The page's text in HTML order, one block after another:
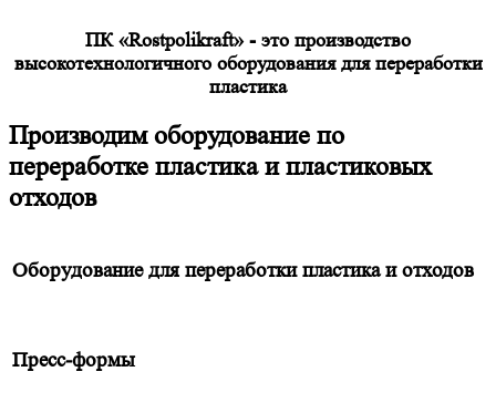
ПК «Rostpolikraft» - это производство
высокотехнологичного оборудования для переработки
пластика
Производим оборудование по
переработке пластика и пластиковых
отходов
Оборудование для переработки пластика и отходов
Пресс-формы